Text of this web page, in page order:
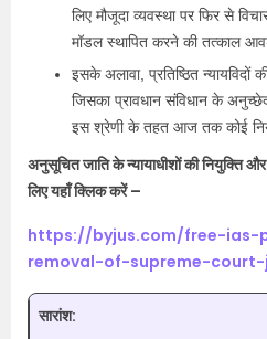
लिए मौजूदा व्यवस्था पर फिर से
मॉडल स्थापित करने की तत्काल
इसके अलावा, प्रतिष्ठित न्यायविदों
जिसका प्रावधान संविधान के
इस श्रेणी के तहत आज तक कोई
अनुसूचित जाति के न्यायाधीशों की नियुक्ति
लिए यहाँ क्लिक करें –
https://byjus.com/free-
removal-of-supreme-
सारांश: